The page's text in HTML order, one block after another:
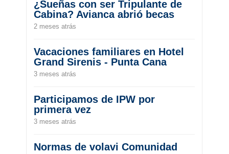
¿Sueñas con ser Tripulante de
Cabina? Avianca abrió becas
2 meses atrás
Vacaciones familiares en Hotel
Grand Sirenis - Punta Cana
3 meses atrás
Participamos de IPW por
primera vez
3 meses atrás
Normas de volavi Comunidad